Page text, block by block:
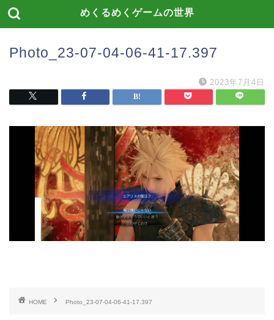
めくるめくゲームの世界
Photo_23-07-04-06-41-17.397
2023年7月4日
HOME Photo_23-07-04-06-41-17.397